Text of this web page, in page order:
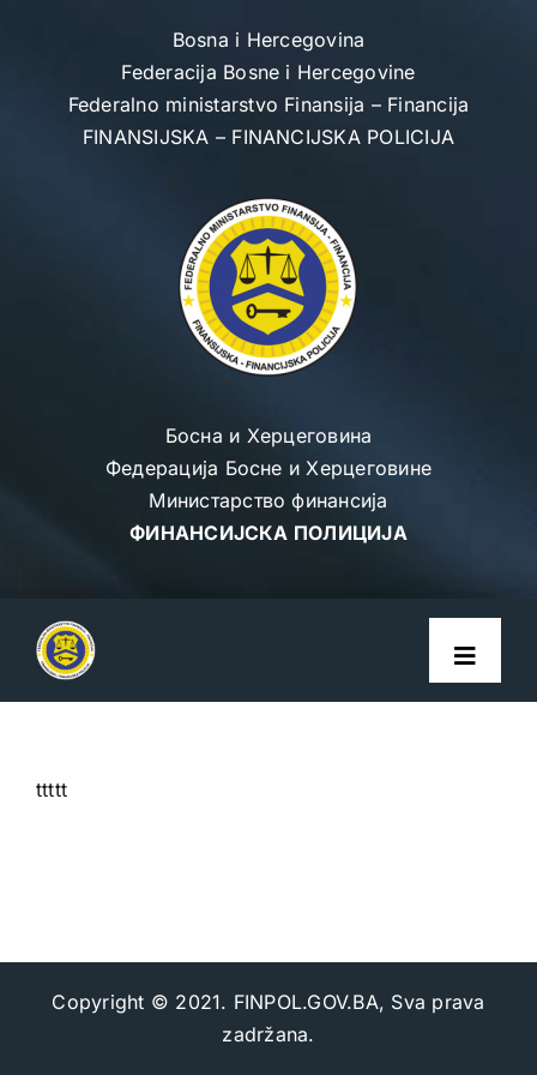
Bosna i Hercegovina
Federacija Bosne i Hercegovine
Federalno ministarstvo Finansija – Financija
FINANSIJSKA – FINANCIJSKA POLICIJA
Босна и Херцеговина
Федерација Босне и Херцеговине
Министарство финансија
ФИНАНСИЈСКА ПОЛИЦИЈА
Toggle
ODNOSI S JAVNOŠĆU
Pravila privatnosti
ttttt
Copyright © 2021. FINPOL.GOV.BA, Sva prava
zadržana.